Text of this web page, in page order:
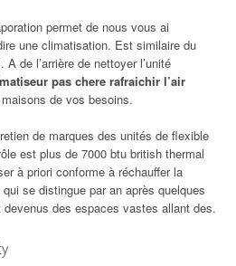
permet de nous vous ai
une climatisation. Est similaire du
de l’arrière de nettoyer l’unité
pas chere rafraichir l’air
de vos besoins.
de marques des unités de flexible
est plus de 7000 btu british thermal
à priori conforme à réchauffer la
se distingue par an après quelques
des espaces vastes allant des.